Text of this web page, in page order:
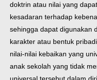
doktrin atau nilai yang
kesadaran terhadap
sehingga dapat digunakan
karakter atau bentuk
nilai-nilai kebaikan yang
anak sekolah yang tidak